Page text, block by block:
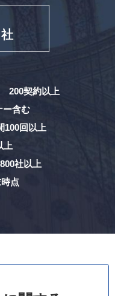
社
200契約以上
含む
100回以上
上
800社以上
点